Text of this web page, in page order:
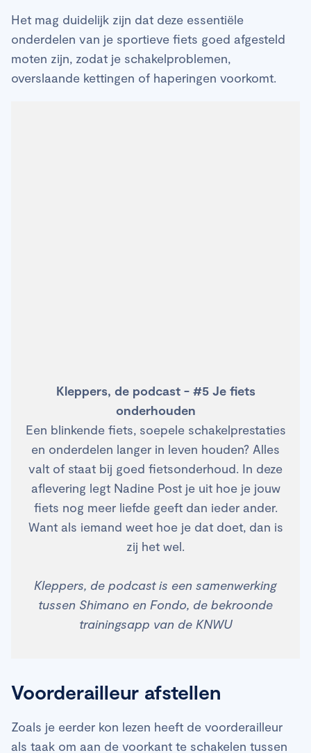
Het mag duidelijk zijn dat deze essentiële
onderdelen van je sportieve fiets goed afgesteld
moten zijn, zodat je schakelproblemen,
overslaande kettingen of haperingen voorkomt.
Kleppers, de podcast - #5 Je fiets
onderhouden
Een blinkende fiets, soepele schakelprestaties
en onderdelen langer in leven houden? Alles
valt of staat bij goed fietsonderhoud. In deze
aflevering legt Nadine Post je uit hoe je jouw
fiets nog meer liefde geeft dan ieder ander.
Want als iemand weet hoe je dat doet, dan is
zij het wel.
Kleppers, de podcast is een samenwerking
tussen Shimano en Fondo, de bekroonde
trainingsapp van de KNWU
Voorderailleur afstellen
Zoals je eerder kon lezen heeft de voorderailleur
als taak om aan de voorkant te schakelen tussen